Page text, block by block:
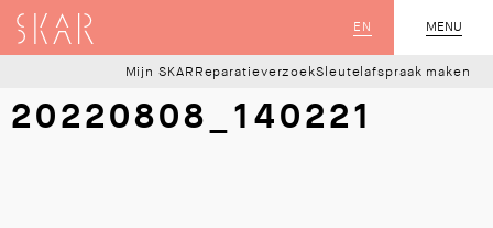
MENU
SLUIT
EN
SKAR
Mijn SKAR ReparatieverzoekSleutelafspraak maken
20220808_140221